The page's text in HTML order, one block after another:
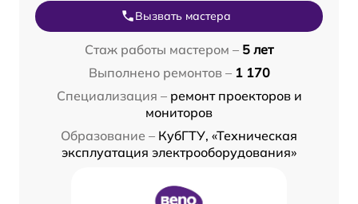
Вызвать мастера
Стаж работы мастером – 5 лет
Выполнено ремонтов – 1 170
Специализация – ремонт проекторов и
мониторов
Образование – КубГТУ, «Техническая
эксплуатация электрооборудования»